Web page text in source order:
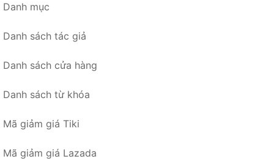
Danh mục
Danh sách tác giả
Danh sách cửa hàng
Danh sách từ khóa
Mã giảm giá Tiki
Mã giảm giá Lazada